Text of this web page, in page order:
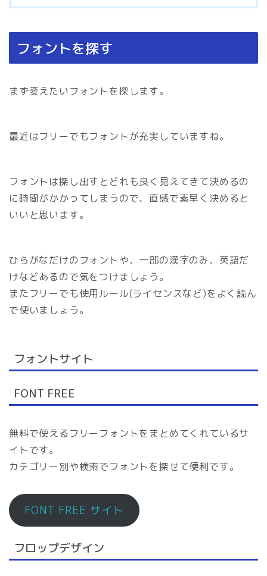
フォントを探す
まず変えたいフォントを探します。
最近はフリーでもフォントが充実していますね。
フォントは探し出すとどれも良く見えてきて決めるの
に時間がかかってしまうので、直感で素早く決めると
いいと思います。
ひらがなだけのフォントや、一部の漢字のみ、英語だ
けなどあるので気をつけましょう。
またフリーでも使用ルール(ライセンスなど)をよく読ん
で使いましょう。
フォントサイト
FONT FREE
無料で使えるフリーフォントをまとめてくれているサ
イトです。
カテゴリー別や検索でフォントを探せて便利です。
FONT FREE サイト
フロップデザイン